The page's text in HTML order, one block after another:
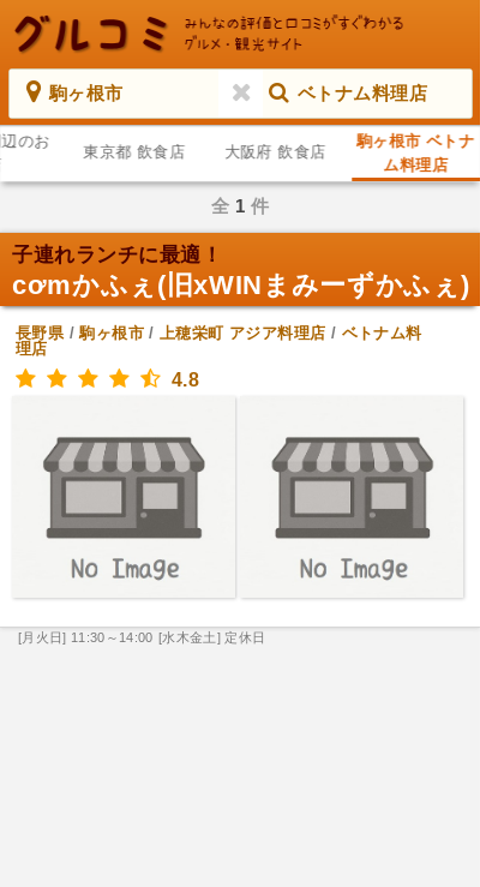
駒ヶ根市 ベトナム料理店
のお
東京都 飲食店 大阪府 飲食店
駒ヶ根市 ベトナ
ム料理店
全 1 件
子連れランチに最適！
cơmかふぇ(旧xWINまみーずかふぇ)
長野県/駒ヶ根市/上穂栄町 アジア料理店 / ベトナム料
理店
4.8
[月火日] 11:30～14:00 [水木金土] 定休日